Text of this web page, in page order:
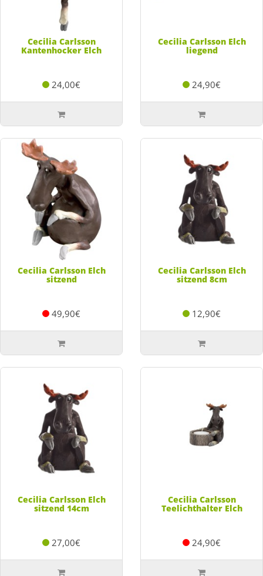
Cecilia Carlsson
Kantenhocker Elch
24,00€
Cecilia Carlsson Elch
liegend
24,90€
Cecilia Carlsson Elch
sitzend
49,90€
Cecilia Carlsson Elch
sitzend 8cm
12,90€
Cecilia Carlsson Elch
sitzend 14cm
27,00€
Cecilia Carlsson
Teelichthalter Elch
24,90€